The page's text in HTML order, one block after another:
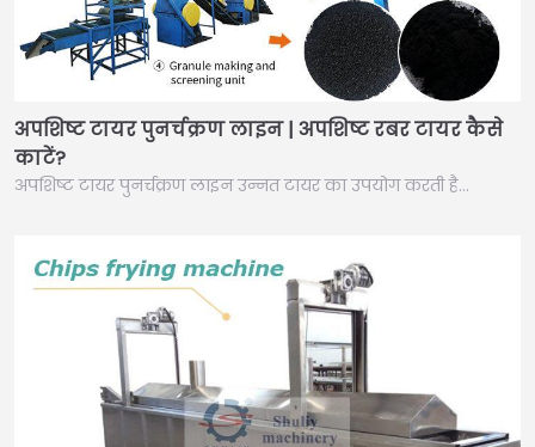
अपशिष्ट टायर पुनर्चक्रण लाइन | अपशिष्ट रबर टायर कैसे
काटें?
अपशिष्ट टायर पुनर्चक्रण लाइन उन्नत टायर का उपयोग करती है…